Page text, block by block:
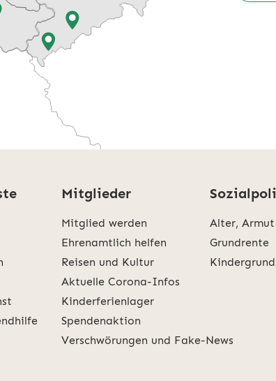
KARTE LADEN
zu Google Maps können Sie unserer
Mitglieder
Mitglied werden
Ehrenamtlich helfen
Reisen und Kultur
Aktuelle Corona-Infos
Kinderferienlager
Spendenaktion
Verschwörungen und Fake-News
Alter,
Grundrente